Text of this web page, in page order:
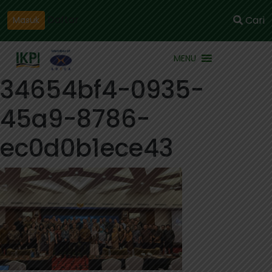
Masuk Cari
MENU
34654bf4-0935-
45a9-8786-
ec0d0b1ece43